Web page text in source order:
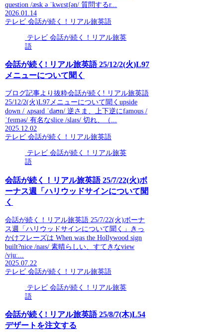
question /æsk ə ˈkwɛstʃən/ 質問するr...
2026.01.14
テレビ 会話が続く！リアル旅英語
テレビ 会話が続く！リアル旅英
語
会話が続く! リアル旅英語 25/12/2(火)L97
メニューについて聞く
ブログ記事より抜粋会話が続く! リアル旅英語
25/12/2(火)L97メニューについて聞くupside
down /ˌʌpsaɪd ˈdaʊn/ 逆さま、上下逆にfamous /
ˈfeɪməs/ 有名なslice /slaɪs/ 切れ、（...
2025.12.02
テレビ 会話が続く！リアル旅英語
テレビ 会話が続く！リアル旅英
語
会話が続く！リアル旅英語 25/7/22(火)ボ
ーナス週「ハリウッドサインについて聞
く
会話が続く！リアル旅英語 25/7/22(火)ボーナ
ス週「ハリウッドサインについて聞く」きっ
かけフレーズは When was the Hollywood sign
built?nice /naɪs/ 素晴らしい、すてきなview
/vjuː...
2025.07.22
テレビ 会話が続く！リアル旅英語
テレビ 会話が続く！リアル旅英
語
会話が続く! リアル旅英語 25/8/7(木)L54
デザートを注文する